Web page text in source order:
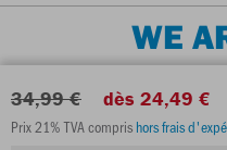
34,99 € dès 24,49 €
Prix 21% TVA compris hors frais
WE